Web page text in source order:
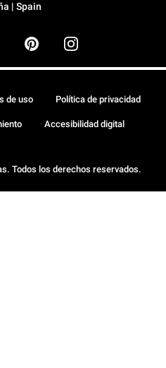
| Spain
Todos los derechos reservados.
de uso Política de privacidad
Accesibilidad digital